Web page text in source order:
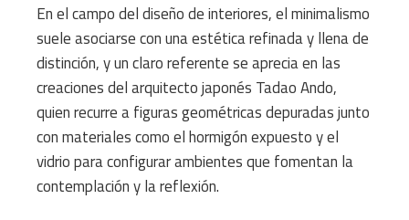
En el campo del diseño de interiores, el minimalismo
suele asociarse con una estética refinada y llena de
distinción, y un claro referente se aprecia en las
creaciones del arquitecto japonés Tadao Ando,
quien recurre a figuras geométricas depuradas junto
con materiales como el hormigón expuesto y el
vidrio para configurar ambientes que fomentan la
contemplación y la reflexión.